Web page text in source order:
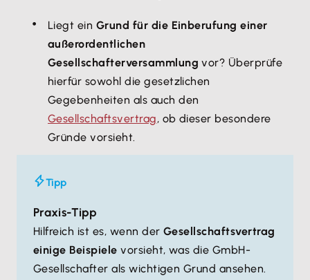
Liegt ein Grund für die Einberufung einer
außerordentlichen
Gesellschafterversammlung vor? Überprüfe
hierfür sowohl die gesetzlichen
Gegebenheiten als auch den
Gesellschaftsvertrag, ob dieser besondere
Gründe vorsieht.
Tipp
Praxis-Tipp
Hilfreich ist es, wenn der Gesellschaftsvertrag
einige Beispiele vorsieht, was die GmbH-
Gesellschafter als wichtigen Grund ansehen.